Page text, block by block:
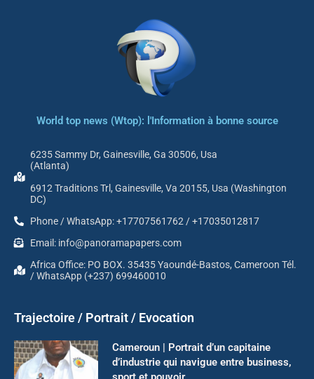
World top news (Wtop): l'Information à bonne source
6235 Sammy Dr, Gainesville, Ga 30506, Usa
(Atlanta)
6912 Traditions Trl, Gainesville, Va 20155, Usa (Washington
DC)
Phone / WhatsApp: +17707561762 / +17035012817
Email: info@panoramapapers.com
Africa Office: PO BOX. 35435 Yaoundé-Bastos, Cameroon Tél.
/ WhatsApp (+237) 699460010
Trajectoire / Portrait / Evocation
Cameroun | Portrait d’un capitaine
d’industrie qui navigue entre business,